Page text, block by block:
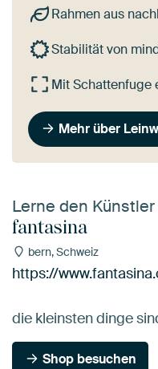
Rahmen aus
Stabilität von
Mit Schattenfuge
Mehr über
Lerne den
fantasina
bern, Schweiz
https://
die kleinsten dinge
Shop besuchen